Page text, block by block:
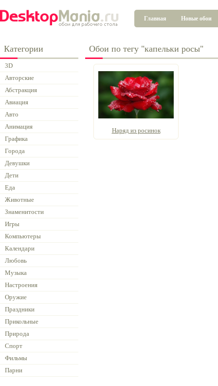
Главная Новые обои
Категории
3D
Авторские
Абстракция
Авиация
Авто
Анимация
Графика
Города
Девушки
Дети
Еда
Животные
Знаменитости
Игры
Компьютеры
Календари
Любовь
Музыка
Настроения
Оружие
Праздники
Прикольные
Природа
Спорт
Фильмы
Парни
Обои по тегу "капельки росы"
Наряд из росинок